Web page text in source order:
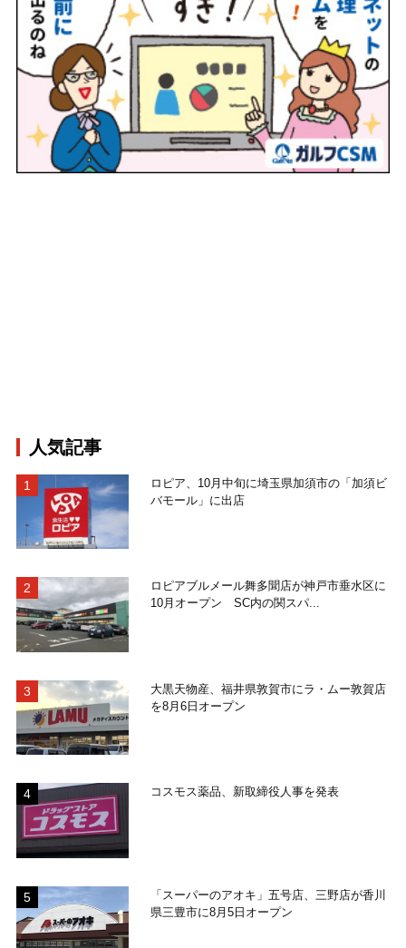
人気記事
ロピア、10月中旬に埼玉県加須市の「加須ビ
バモール」に出店
ロピアブルメール舞多聞店が神戸市垂水区に
10月オープン SC内の関スパ...
大黒天物産、福井県敦賀市にラ・ムー敦賀店
を8月6日オープン
コスモス薬品、新取締役人事を発表
「スーパーのアオキ」五号店、三野店が香川
県三豊市に8月5日オープン